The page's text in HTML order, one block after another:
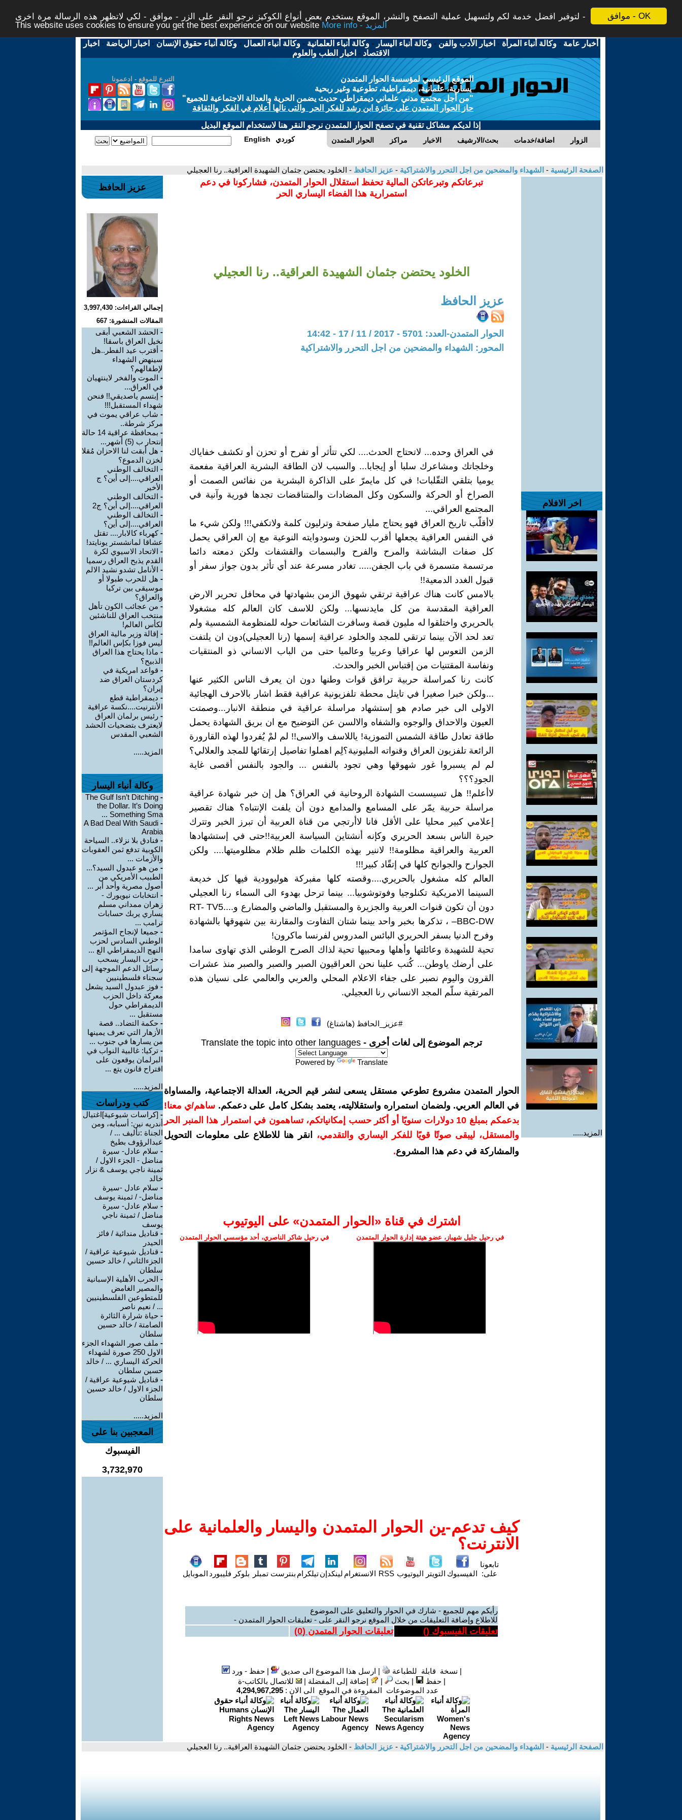
موافق - OK
لتوفير افضل خدمة لكم ولتسهيل عملية التصفح والنشر، الموقع يستخدم بعض أنواع الكوكيز نرجو النقر على الزر - موافق - لكي لاتظهر هذه الرسالة مرة اخرى -
This website uses cookies to ensure you get the best experience on our website
More info - المزيد
أخبار عامة -وكالة أنباء المرأة - اخبار الأدب والفن -وكالة أنباء اليسار -وكالة أنباء العلمانية -وكالة أنباء العمال -وكالة أنباء حقوق الإنسان - اخبار الرياضة - اخبار
الاقتصاد - اخبار الطب والعلوم
التبرع للموقع - ادعمونا
الموقع الرئيسي لمؤسسة الحوار المتمدن
يسارية، علمانية، ديمقراطية، تطوعية وغير ربحية
"من أجل مجتمع مدني علماني ديمقراطي حديث يضمن الحرية والعدالة الاجتماعية للجميع"
حاز الحوار المتمدن على جائزة ابن رشد للفكر الحر والتى نالها أعلام في الفكر والثقافة
إذا لديكم مشاكل تقنية في تصفح الحوار المتمدن نرجو النقر هنا لاستخدام الموقع البديل
الحوار المتمدن مراكز الاخبار بحث/الارشيف اضافة/خدمات الزوار English كوردي
الصفحة الرئيسية - الشهداء والمضحين من اجل التحرر والاشتراكية - عزيز الحافظ - الخلود يحتضن جثمان الشهيدة العراقية.. رنا العجيلي
اخر الافلام
المزيد.....
تبرعاتكم وتبرعاتكن المالية تحفظ استقلال الحوار المتمدن، فشاركونا في دعم
استمرارية هذا الفضاء اليساري الحر
الخلود يحتضن جثمان الشهيدة العراقية.. رنا العجيلي
عزيز الحافظ
الحوار المتمدن-العدد: 5701 - 2017 / 11 / 17 - 14:42
المحور: الشهداء والمضحين من اجل التحرر والاشتراكية
في العراق وحده... لاتحتاج الحدث.... لكي تتأثر أو تفرح أو تحزن أو تكشف خفاياك
وخلجاتك ومشاعرك سلبا أو إيجابا... والسبب لان الطاقة البشرية العراقية مفعمة
يوميا بتلقي التقّلبات! في كل مايمرّ على الذاكرة البشرية من نفائس الصمت أو
الصراخ أو الحركة والسكون وكل المضادات والمتناقضات تجدها فورية وآنية في
المجتمع العراقي...
لاأقلّب تاريخ العراق فهو يحتاج مليار صفحة وترليون كلمة ولاتكفي!!! ولكن شيء ما
في النفس العراقية يجعلها أقرب للحزن وسودوايته النوعية مع إن العراقي يحمل
كل صفات البشاشة والمرح والفرح والبسمات والقشفات ولكن دمعته دائما
مرتسمة متسمرة في باب الجفن..... تغادر مسرعة عند أي تأثر بدون جواز سفر أو
قبول الغدد الدمعية!!
بالامس كانت هناك عراقية ترتقي شهوق الزمن بشهادتها في محافل تحرير الارض
العراقية المقدسة من كل مايدنسها... ولكن للاسف كان العالم كله مشغولا
بالحريري واختلقوا له مليون قصة وسافرت الشائعات حوله للمنظومة الشمسية ولم
تعد لحد الآن بينما ترتقي للمجد والخلود عراقية إسمها (رنا العجيلي)دون ان يلتفت
الزمن التعوس لها عراقيا وعربيا وعالميا حتى من الباب الانساني ذو المنتقيات
ونفاسة المقتنيات من إقتباس الخبر والحدث.
كانت رنا كمراسلة حربية ترافق قوات وطنها دون ان يعرف الناس الكثير عنها
...ولكن خبرا صغيرا في تايتل محطة تلفزيونية عراقية فقط اشار بالاحرف الهجائية
الاولى الى خبر صادم هو إستشهاد مراسلة عراقية في منطقة الانبار...وصمتت
العيون والاحداق والوجوه والشفاه والالسن عن التوضيح مع ان بريق الشهادة يحمل
طاقة تعادل طاقة الشمس التموزية! ياللاسف والاسى!! لم لمْ يُفردوا لهذه القارورة
الرائعة تلفزيون العراق وقنواته المليونية؟لِم اهملوا تفاصيل إرتقائها للمجد والعلالي؟
لم لم يسبروا غور شهوقها وهي تجود بالنفس ... والجود بالنفس أقصى غاية
الجودِ؟؟؟
لاأعلم!! هل تسيسست الشهادة الروحانية في العراق؟ هل إن خبر شهادة عراقية
مراسلة حربية يمّر على المسامع والمدامع دون أن يلفت الإنتباه؟ هناك تقصير
إعلامي كبير محليا على الأقل فانا لاأرتجي من قناة العربية أن تبرز الخبر وتترك
حيرة الناس بسعد الحريري وكإنه أنشتاين السياسة العربية!!حتى في إستشهادها
العربية والعراقية مظلومة!! لاننير بهذه الكلمات ظلم ظلام مظلوميتها.... ولكن
الجوارح والجوانح كلها في إتقّاد كبير!!!
العالم كله مشغول بالحريري....وقصته كلها مفبركة هوليوودية فيها كل خديعة
السينما الامريكية تكنلوجيا وفوتوشوبيا... بينما ترحل بهدوء الى السماء رنا العجيلي
دون أن تكون قنوات العربية والجزيرة والمستقبل والماضي والمضارع و....RT- TV5
–BBC-DW ، تذكرها بخبر واحد بينما شتان التفاوت والمقارنة بين شهوقها بالشهادة
وفرح الدنيا بسفر الحريري البائس المدروس لفرنسا ماكرون!
تحية للشهيدة وعائلتها وأهلها ومحبيها تحية لذاك الصرح الوطني الذي تهاوى سامدا
على أرضك ياوطن... كُتب علينا نحن العراقيون الصبر والصبر والصبر منذ عشرات
القرون واليوم نصبر على جفاء الاعلام المحلي والعربي والعالمي على نسيان هذه
المرتقية سلّم المجد الانساني رنا العجيلي.
#عزيز_الحافظ (هاشتاغ)
ترجم الموضوع إلى لغات أخرى - Translate the topic into other languages
Powered by Translate
الحوار المتمدن مشروع تطوعي مستقل يسعى لنشر قيم الحرية، العدالة الاجتماعية، والمساواة
في العالم العربي. ولضمان استمراره واستقلاليته، يعتمد بشكل كامل على دعمكم. ساهم/ي معنا!
بدعمكم بمبلغ 10 دولارات سنويًا أو أكثر حسب إمكانياتكم، تساهمون في استمرار هذا المنبر الحر
والمستقل، ليبقى صوتًا قويًا للفكر اليساري والتقدمي،
انقر هنا للاطلاع على معلومات التحويل
والمشاركة في دعم هذا المشروع.
اشترك في قناة ‫«الحوار المتمدن» على اليوتيوب
في رحيل جليل شهباز، عضو هيئة إدارة الحوار المتمدن في رحيل شاكر الناصري، أحد مؤسسي الحوار المتمدن
كيف تدعم-ين الحوار المتمدن واليسار والعلمانية على
الانترنت؟
تابعونا
على: الفيسبوك التويتر اليوتيوب RSS الانستغرام لينكدإنتيلكرام بنترست تمبلر بلوكر فليبورد الموبايل
رأيكم مهم للجميع - شارك في الحوار والتعليق على الموضوع
للاطلاع وإضافة التعليقات من خلال الموقع نرجو النقر على - تعليقات الحوار المتمدن -
تعليقات الفيسبوك () تعليقات الحوار المتمدن (0
)
| نسخة قابلة للطباعة | ارسل هذا الموضوع الى صديق |حفظ - ورد
|حفظ | بحث | إضافة إلى المفضلة |
للاتصال بالكاتب-ة
عدد الموضوعات المقروءة في الموقع الى الان : 4,294,967,295
عزيز الحافظ
إجمالي القراءات: 3,997,430
المقالات المنشورة: 667
- الحشد الشعبي أبقى
نخيل العراق باسقا!
- أقترب عيد الفطر..هل
سينهض الشهداء
لإطفالهم؟
- الموت والفخر لاينتهيان
في العراق...
- إبتسم ياصديقي!! فنحن
شهداء المستقبل!!!
- شاب عراقي يموت في
مركز شرطة..
-
بمحافظة عراقية 14 حالة
إنتحار ب (5) أشهر...
- هل أبقت لنا الاحزان مُقلا
لخزن الدموع؟
- التخالف الوطني
العراقي....إلى أين؟ ج
الأخير
- التخالف الوطني
العراقي....إلى أين؟ ج2
- التخالف الوطني
العراقي....إلى أين؟
-كهرباء كالابار.... تقتل
عشاقا لمانشستر يونايتد!
- الاتحاد الاسيوي لكرة
القدم يذبح العراق رسميا
- الأنامل تشدو نشيد الالم
- هل للحرب طبولا أو
موسيقى بين تركيا
والعراق؟
- من عجائب الكون تأهل
منتخب العراق للناشئين
لكأس العالم!
- إقالة وزير مالية العراق
ليس فوزا بكإس العالم!!
- ماذا يحتاج هذا العراق
الذبيح؟
- قواعد امريكية في
كردستان العراق ضد
إيران؟
- ديمقراطية قطع
الأنترنيت....نكسة عراقية
- رئيس برلمان العراق
لايعترف بتضحيات الحشد
الشعبي المقدس
المزيد.....
وكالة أنباء اليسار
-
The Gulf Isn’t Ditching
the Dollar. It’s Doing
Something Sma ...
-
A Bad Deal With Saudi
Arabia
- فنادق بلا نزلاء.. السياحة
الكوبية تدفع ثمن العقوبات
والأزمات ...
- من هو عبدول السيد؟...
الطبيب الأمريكي من
أصول مصرية وأحد أبر ...
- انتخابات نيويورك -
زهران ممداني مسلم
يساري يربك حسابات
ترامب ...
- جميعا لإنجاح المؤتمر
الوطني السادس لحزب
النهج الديمقراطي الع ...
- حزب اليسار يسحب
رسائل الدعم الموجهة إلى
سجناء فلسطينيين
- فوز عبدول السيد يشعل
معركة داخل الحزب
الديمقراطي حول
مستقبل ...
- حكمة التضاد.. قصة
الأزهار التي تعرف يمينها
من يسارها في جنوب ...
- تركيا: غالبية النواب في
البرلمان يوقعون على
اقتراح قانون يتع ...
المزيد.....
كتب ودراسات
- [كراسات شيوعية]اغتيال
أندريه نين: أسبابه، ومن
الجناة :تأليف ... /
عبدالرؤوف بطيخ
- سلام عادل- سيرة
مناضل - الجزء الاول /
ثمينة ناجي يوسف & نزار
خالد
- سلام عادل -سیرة
مناضل- / ثمینة یوسف
- سلام عادل- سيرة
مناضل / ثمينة ناجي
يوسف
- قناديل مندائية / فائز
الحيدر
- قناديل شيوعية عراقية /
الجزءالثاني / خالد حسين
سلطان
- الحرب الأهلية الإسبانية
والمصير الغامض
للمتطوعين الفلسطينيين
... / نعيم ناصر
- حياة شرارة الثائرة
الصامتة / خالد حسين
سلطان
- ملف صور الشهداء الجزء
الاول 250 صورة لشهداء
الحركة اليساري ... / خالد
حسين سلطان
- قناديل شيوعية عراقية /
الجزء الاول / خالد حسين
سلطان
المزيد.....
المعجبين بنا على
الفيسبوك
3,732,970
الصفحة الرئيسية - الشهداء والمضحين من اجل التحرر والاشتراكية - عزيز الحافظ - الخلود يحتضن جثمان الشهيدة العراقية.. رنا العجيلي